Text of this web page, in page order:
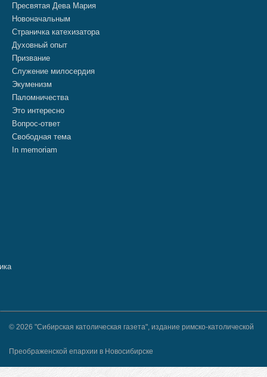
Пресвятая Дева Мария
Новоначальным
Страничка катехизатора
Духовный опыт
Призвание
Служение милосердия
Экуменизм
Паломничества
Это интересно
Вопрос-ответ
Свободная тема
In memoriam
© 2026 "Сибирская католическая газета", издание римско-католической
Преображенской епархии в Новосибирске